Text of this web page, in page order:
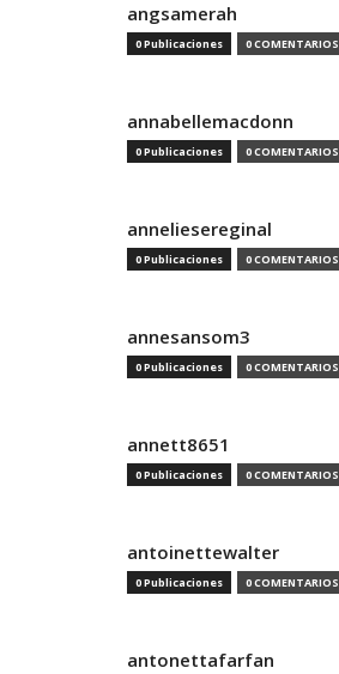
angsamerah
0 Publicaciones 0 COMENTARIOS
annabellemacdonn
0 Publicaciones 0 COMENTARIOS
anneliesereginal
0 Publicaciones 0 COMENTARIOS
annesansom3
0 Publicaciones 0 COMENTARIOS
annett8651
0 Publicaciones 0 COMENTARIOS
antoinettewalter
0 Publicaciones 0 COMENTARIOS
antonettafarfan